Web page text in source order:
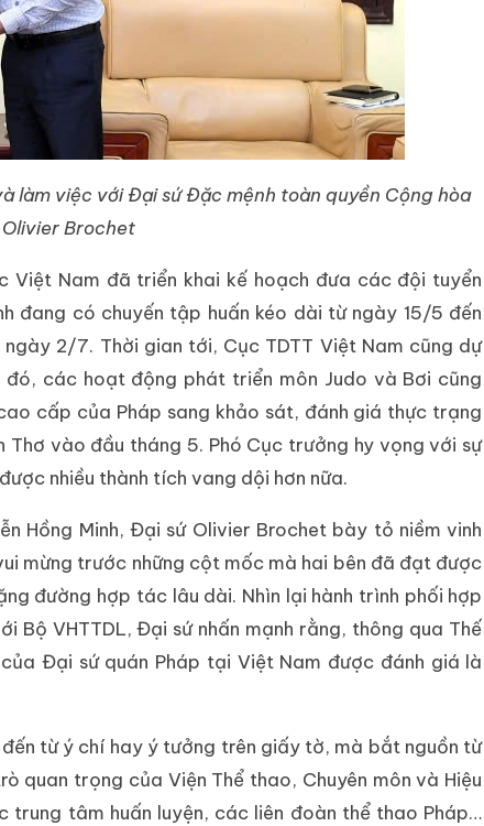
làm việc với Đại sứ Đặc mệnh toàn quyền Cộng hòa
Brochet
Việt Nam đã triển khai kế hoạch đưa các đội tuyển
đang có chuyến tập huấn kéo dài từ ngày 15/5 đến
2/7. Thời gian tới, Cục TDTT Việt Nam cũng dự
các hoạt động phát triển môn Judo và Bơi cũng
cấp của Pháp sang khảo sát, đánh giá thực trạng
vào đầu tháng 5. Phó Cục trưởng hy vọng với sự
nhiều thành tích vang dội hơn nữa.
Hồng Minh, Đại sứ Olivier Brochet bày tỏ niềm vinh
mừng trước những cột mốc mà hai bên đã đạt được
đường hợp tác lâu dài. Nhìn lại hành trình phối hợp
VHTTDL, Đại sứ nhấn mạnh rằng, thông qua Thế
Đại sứ quán Pháp tại Việt Nam được đánh giá là
từ ý chí hay ý tưởng trên giấy tờ, mà bắt nguồn từ
quan trọng của Viện Thể thao, Chuyên môn và Hiệu
trung tâm huấn luyện, các liên đoàn thể thao Pháp…